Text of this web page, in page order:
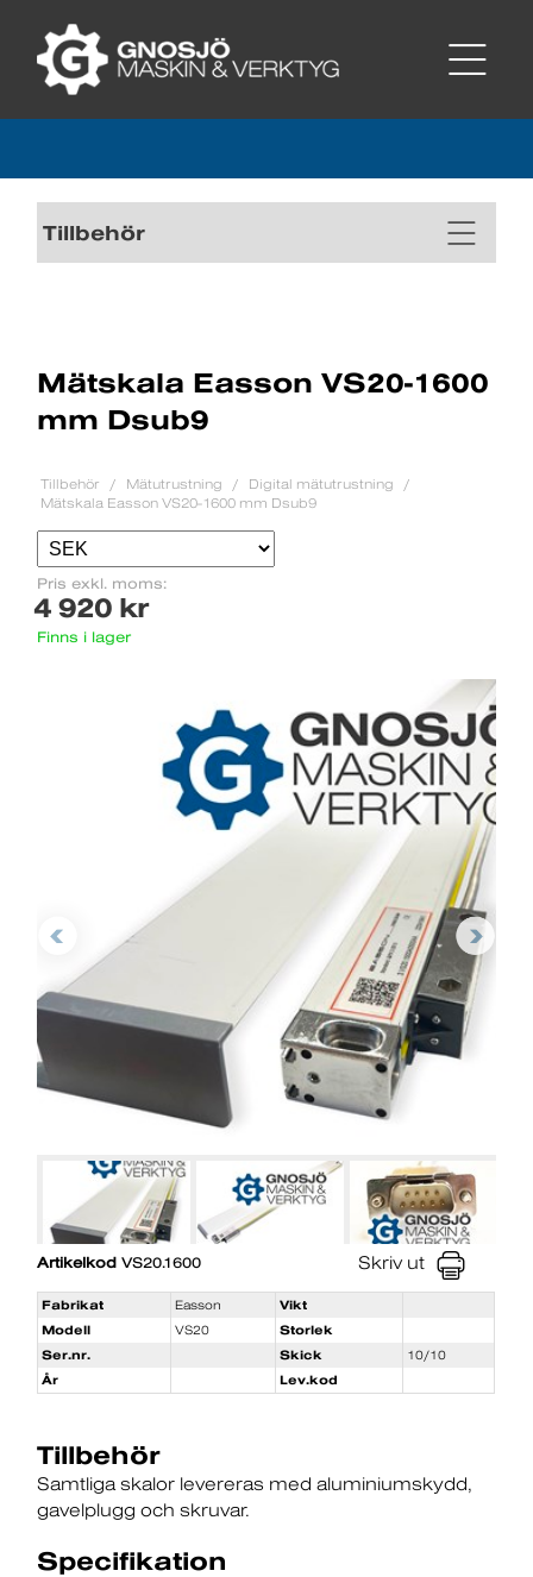
Tillbehör
Mätskala Easson VS20-1600
mm Dsub9
Tillbehör Mätutrustning
Digital mätutrustning
Mätskala Easson VS20-1600 mm Dsub9
Pris exkl. moms:
4 920 kr
Finns i lager
Artikelkod VS20.1600 Skriv ut
Fabrikat Easson
Vikt
Modell
VS20
Storlek
Ser.nr.
Skick
10/10
År
Lev.kod
Tillbehör
Samtliga skalor levereras med aluminiumskydd
gavelplugg och skruvar.
Specifikation